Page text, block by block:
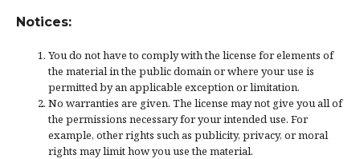
Notices:
You do not have to comply with the license for elements of
the material in the public domain or where your use is
permitted by an applicable exception or limitation.
No warranties are given. The license may not give you all of
the permissions necessary for your intended use. For
example, other rights such as publicity, privacy, or moral
rights may limit how you use the material.